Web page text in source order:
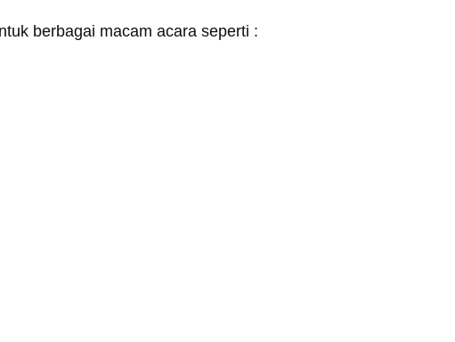
berbagai macam acara seperti :